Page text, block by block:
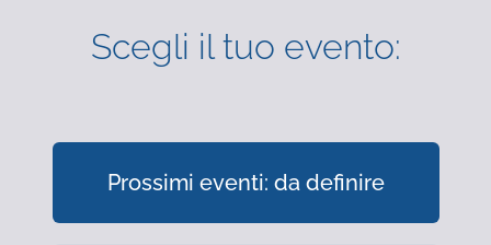
Scegli il tuo evento:
Prossimi eventi: da definire